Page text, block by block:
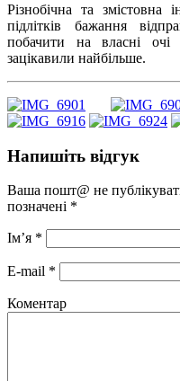
Різнобічна та змістовна
підлітків бажання
побачити на власні очі
зацікавили найбільше.
Напишіть відгук
Ваша пошт@ не
позначені *
Ім’я *
E-mail *
Коментар